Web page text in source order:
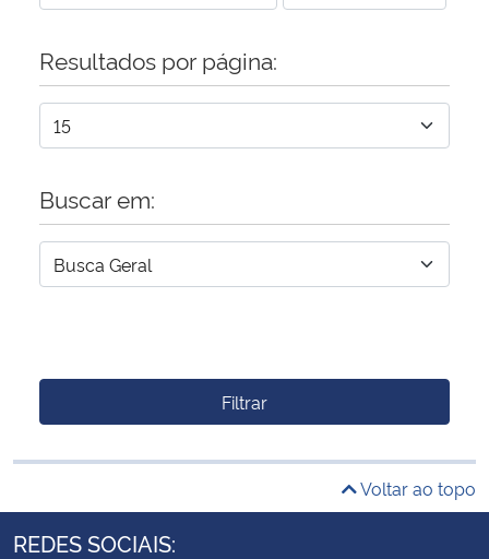
Resultados por página:
Buscar em:
Filtrar
Voltar ao topo
REDES SOCIAIS: